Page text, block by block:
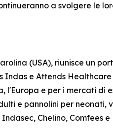
a svolgere le
(USA), riunisce un
e Attends
e per i mercati di
e pannolini per
Chelino, Comfees e